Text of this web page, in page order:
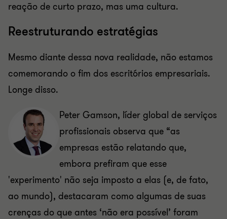
reação de curto prazo, mas uma cultura.
Reestruturando estratégias
Mesmo diante dessa nova realidade, não estamos
comemorando o fim dos escritórios empresariais.
Longe disso.
Peter Gamson, líder global de serviços
profissionais observa que “as
empresas estão relatando que,
embora prefiram que esse
'experimento' não seja imposto a elas (e, de fato,
ao mundo), destacaram como algumas de suas
crenças do que antes ‘não era possível’ foram